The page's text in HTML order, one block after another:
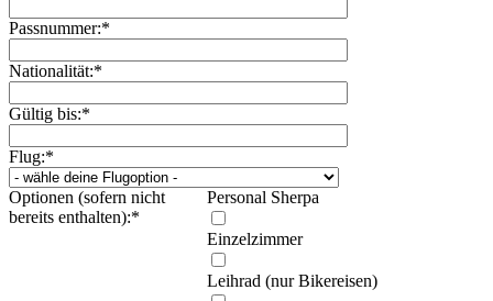
Passnummer:*
Nationalität:*
Gültig bis:*
Flug:*
Optionen (sofern nicht
bereits enthalten):*
Personal Sherpa
Einzelzimmer
Leihrad (nur Bikereisen)